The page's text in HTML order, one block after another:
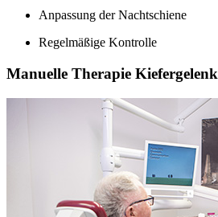
Anpassung der Nachtschiene
Regelmäßige Kontrolle
Manuelle Therapie Kiefergelenk